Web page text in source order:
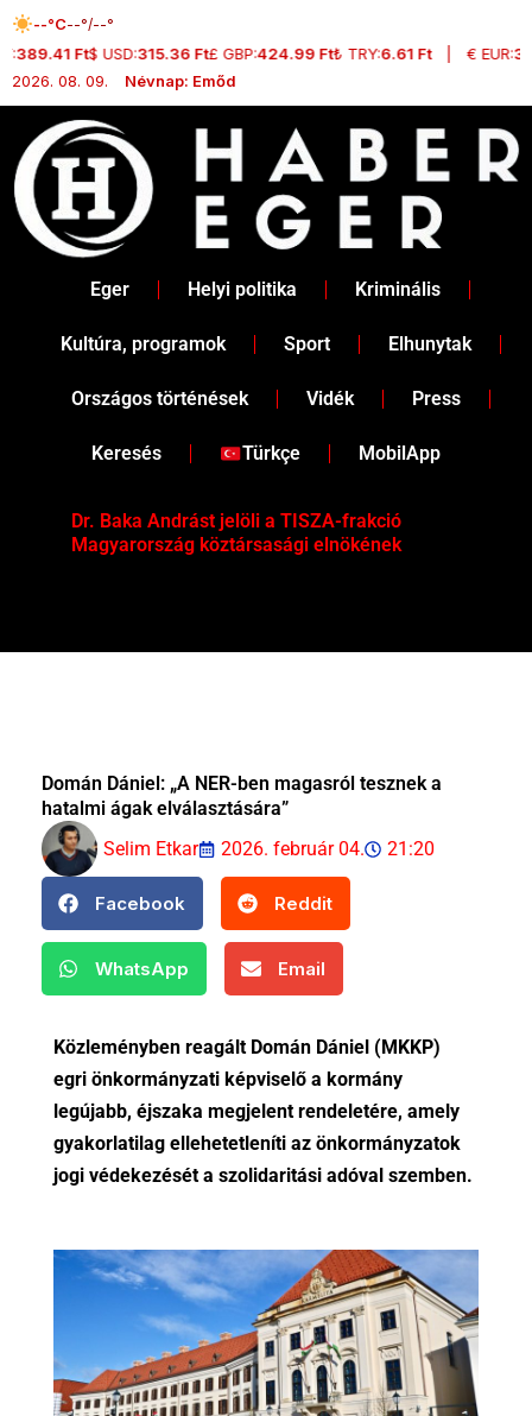
Skip
to
content
--°C--°/--°
389.41 Ft$ USD:315.36 Ft£ GBP:424.99 Ft₺ TRY:6.61 Ft| € EUR:
2026. 08. 09.
Névnap: Emőd
Eger Helyi politika Kriminális
Kultúra, programok Sport Elhunytak
Országos történések Vidék Press
Keresés Türkçe MobilApp
Dr. Baka Andrást jelöli a TISZA-frakció
Magyarország köztársasági elnökének
Domán Dániel: „A NER-ben magasról tesznek a
hatalmi ágak elválasztására”
Selim Etkar
2026. február 04. 21:20
Facebook Reddit
WhatsApp Email
Közleményben reagált Domán Dániel (MKKP)
egri önkormányzati képviselő a kormány
legújabb, éjszaka megjelent rendeletére, amely
gyakorlatilag ellehetetleníti az önkormányzatok
jogi védekezését a szolidaritási adóval szemben.